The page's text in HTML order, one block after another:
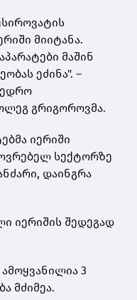
მიიტანა.
მაშინ
ეძინა". –
გრიგოროვმა.
იერიში
სექტორზე
დაინგრა
იერიშის შედეგად
3
მძიმეა.